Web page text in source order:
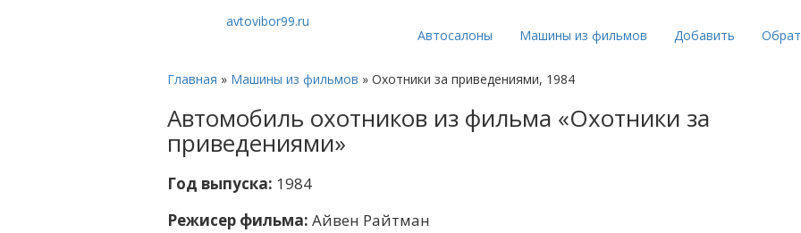
avtovibor99.ru
Автосалоны
Машины из фильмов Добавить
Главная » Машины из фильмов » Охотники за приведениями, 1984
Автомобиль охотников из фильма «Охотники за
приведениями»
Год выпуска: 1984
Режисер фильма: Айвен Райтман